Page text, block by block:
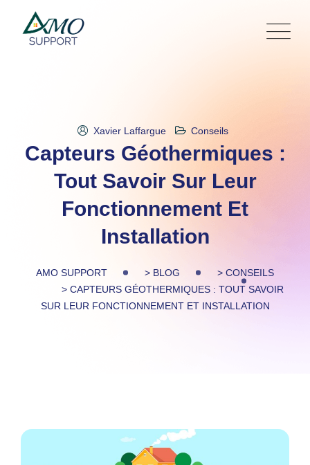
content
Xavier Laffargue Conseils
Capteurs Géothermiques :
Tout Savoir Sur Leur
Fonctionnement Et
Installation
AMO SUPPORT > BLOG > CONSEILS
> CAPTEURS GÉOTHERMIQUES : TOUT SAVOIR
SUR LEUR FONCTIONNEMENT ET INSTALLATION